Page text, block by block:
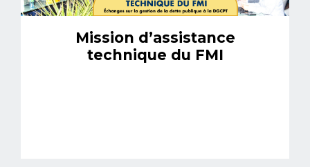
Mission d’assistance
technique du FMI